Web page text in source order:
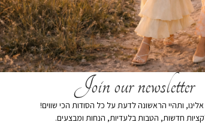
Join our newsletter
ותהיי הראשונה לדעת על כל הסודות הכי שווים!
חדשות, הטבות בלעדיות, הנחות ומבצעים.